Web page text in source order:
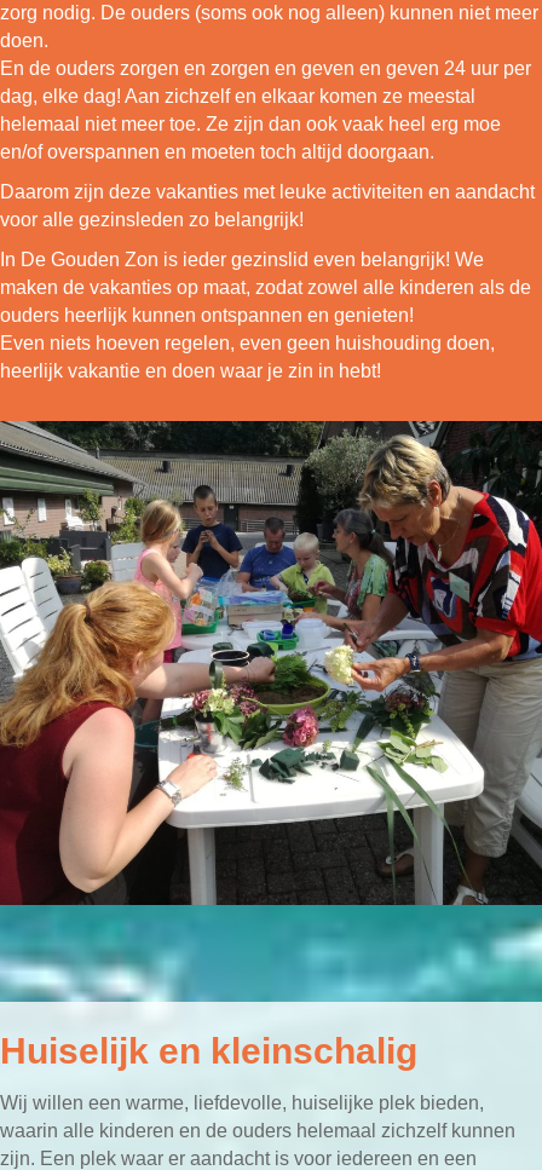
zorg nodig. De ouders (soms ook nog alleen) kunnen niet meer
doen.
En de ouders zorgen en zorgen en geven en geven 24 uur per
dag, elke dag! Aan zichzelf en elkaar komen ze meestal
helemaal niet meer toe. Ze zijn dan ook vaak heel erg moe
en/of overspannen en moeten toch altijd doorgaan.
Daarom zijn deze vakanties met leuke activiteiten en aandacht
voor alle gezinsleden zo belangrijk!
In De Gouden Zon is ieder gezinslid even belangrijk! We
maken de vakanties op maat, zodat zowel alle kinderen als de
ouders heerlijk kunnen ontspannen en genieten!
Even niets hoeven regelen, even geen huishouding doen,
heerlijk vakantie en doen waar je zin in hebt!
Huiselijk en kleinschalig
Wij willen een warme, liefdevolle, huiselijke plek bieden,
waarin alle kinderen en de ouders helemaal zichzelf kunnen
zijn. Een plek waar er aandacht is voor iedereen en een